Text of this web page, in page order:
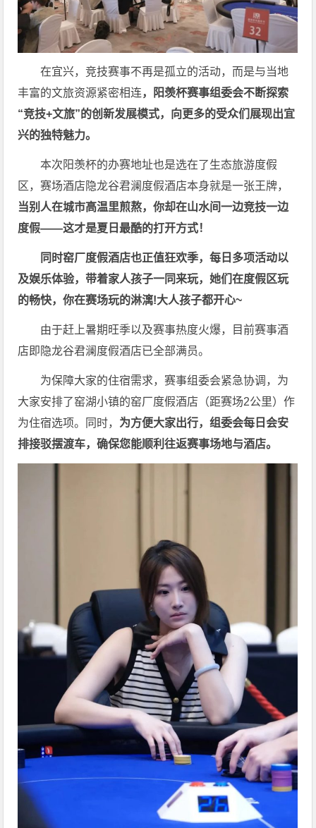
在宜兴，竞技赛事不再是孤立的活动，而是与当地
丰富的文旅资源紧密相连，
阳羡杯赛事组委会不断探索
“竞技+文旅”的创新发展模式，向更多的受众们展现出宜
兴的独特魅力。
本次阳羡杯的办赛地址也是选在了生态旅游度假
区，赛场酒店隐龙谷君澜度假酒店本身就是一张王牌，
当别人在城市高温里煎熬，你却在山水间一边竞技一边
度假——这才是夏日最酷的打开方式！
同时窑厂度假酒店也正值狂欢季，每日多项活动以
及娱乐体验，带着家人孩子一同来玩，她们在度假区玩
的畅快，你在赛场玩的淋漓!大人孩子都开心~
由于赶上暑期旺季以及赛事热度火爆，目前赛事酒
店即隐龙谷君澜度假酒店已全部满员。
为保障大家的住宿需求，赛事组委会紧急协调，为
大家安排了窑湖小镇的窑厂度假酒店（距赛场2公里）作
为住宿选项。同时， 为方便大家出行，组委会每日会安
排接驳摆渡车，确保您能顺利往返赛事场地与酒店。